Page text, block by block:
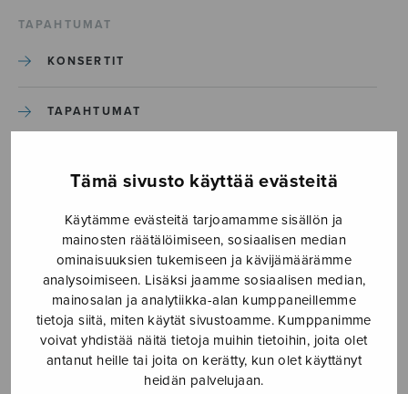
Tämä sivusto käyttää evästeitä
Käytämme evästeitä tarjoamamme sisällön ja
mainosten räätälöimiseen, sosiaalisen median
ominaisuuksien tukemiseen ja kävijämäärämme
analysoimiseen. Lisäksi jaamme sosiaalisen median,
mainosalan ja analytiikka-alan kumppaneillemme
tietoja siitä, miten käytät sivustoamme. Kumppanimme
voivat yhdistää näitä tietoja muihin tietoihin, joita olet
antanut heille tai joita on kerätty, kun olet käyttänyt
heidän palvelujaan.
TAPAHTUMAT
KONSERTIT
TAPAHTUMAT
Etusivu › Media › Wayfaringstranger
Wayfaringstranger
28.11.2019